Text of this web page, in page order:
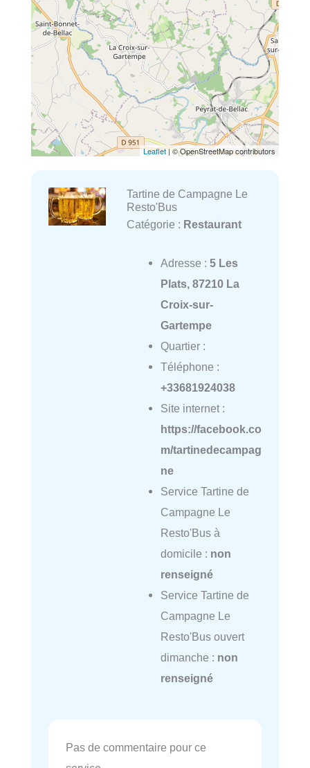
Leaflet| © OpenStreetMap contributors
Tartine de Campagne Le
Resto'Bus
Catégorie : Restaurant
Adresse : 5 Les
Plats, 87210 La
Croix-sur-
Gartempe
Quartier :
Téléphone :
+33681924038
Site internet :
https://facebook.co
m/tartinedecampag
ne
Service Tartine de
Campagne Le
Resto'Bus à
domicile : non
renseigné
Service Tartine de
Campagne Le
Resto'Bus ouvert
dimanche : non
renseigné
Pas de commentaire pour ce